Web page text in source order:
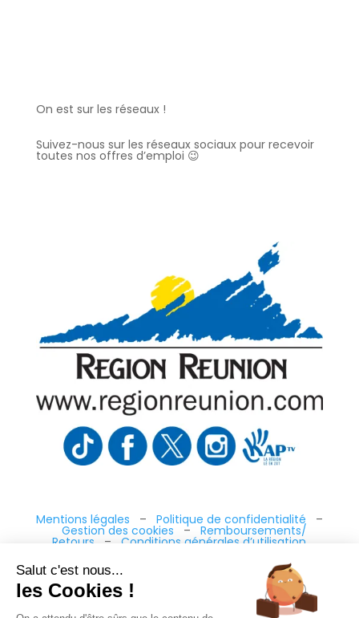
On est sur les réseaux !
Suivez-nous sur les réseaux sociaux pour recevoir
toutes nos offres d’emploi 😉
Mentions légales – Politique de confidentialité –
Gestion des cookies – Remboursements/
Retours –Conditions générales d’utilisation
“Ce site a été financé à l’aide du FEDER (REACT-UE)
dans le cadre de la réponse de l’Union européenne
Salut c'est nous...
les Cookies !